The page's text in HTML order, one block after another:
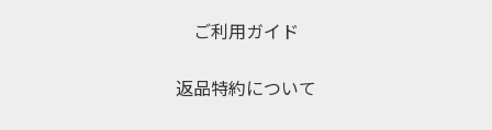
ご利用ガイド
返品特約について